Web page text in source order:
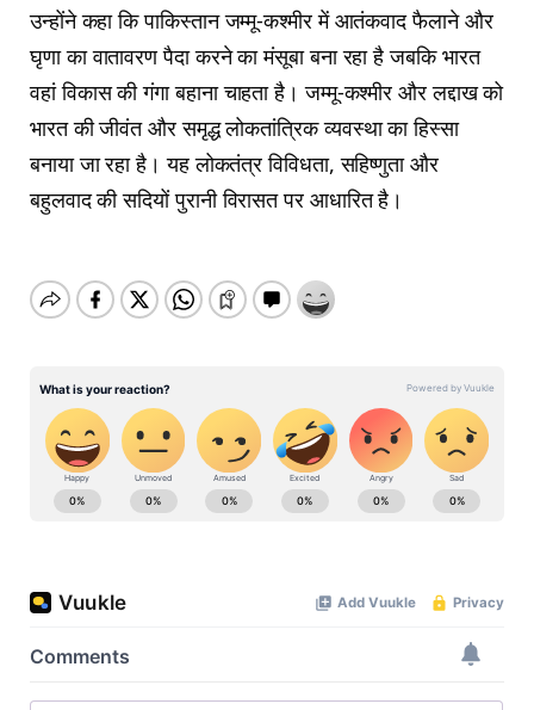
उन्होंने कहा कि पाकिस्तान जम्मू-कश्मीर में आतंकवाद फैलाने और
घृणा का वातावरण पैदा करने का मंसूबा बना रहा है जबकि भारत
वहां विकास की गंगा बहाना चाहता है। जम्मू-कश्मीर और लद्दाख को
भारत की जीवंत और समृद्ध लोकतांत्रिक व्यवस्था का हिस्सा
बनाया जा रहा है। यह लोकतंत्र विविधता, सहिष्णुता और
बहुलवाद की सदियों पुरानी विरासत पर आधारित है।